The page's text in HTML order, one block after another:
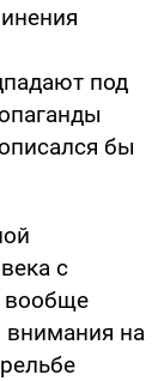
под
бы
с
вообще
на